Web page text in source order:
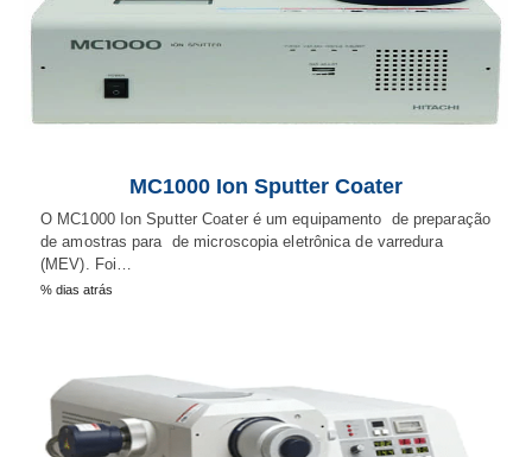
MC1000 Ion Sputter Coater
O MC1000 Ion Sputter Coater é um equipamento de preparação
de amostras para de microscopia eletrônica de varredura
(MEV). Foi…
% dias atrás